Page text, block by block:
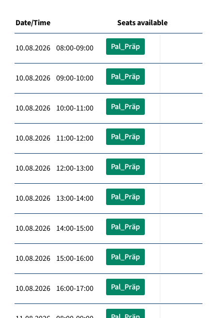
Date/Time Seats available
10.08.2026 08:00-09:00 Pal_Präp
10.08.2026 09:00-10:00 Pal_Präp
10.08.2026 10:00-11:00 Pal_Präp
10.08.2026 11:00-12:00 Pal_Präp
10.08.2026 12:00-13:00 Pal_Präp
10.08.2026 13:00-14:00 Pal_Präp
10.08.2026 14:00-15:00 Pal_Präp
10.08.2026 15:00-16:00 Pal_Präp
10.08.2026 16:00-17:00 Pal_Präp